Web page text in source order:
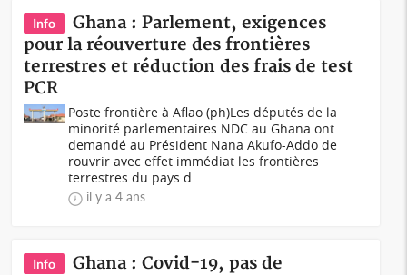
Info
Ghana : Parlement, exigences
pour la réouverture des frontières
terrestres et réduction des frais de test
PCR
Poste frontière à Aflao (ph)Les députés de la
minorité parlementaires NDC au Ghana ont
demandé au Président Nana Akufo-Addo de
rouvrir avec effet immédiat les frontières
terrestres du pays d...
il y a 4 ans
Info
Ghana : Covid-19, pas de